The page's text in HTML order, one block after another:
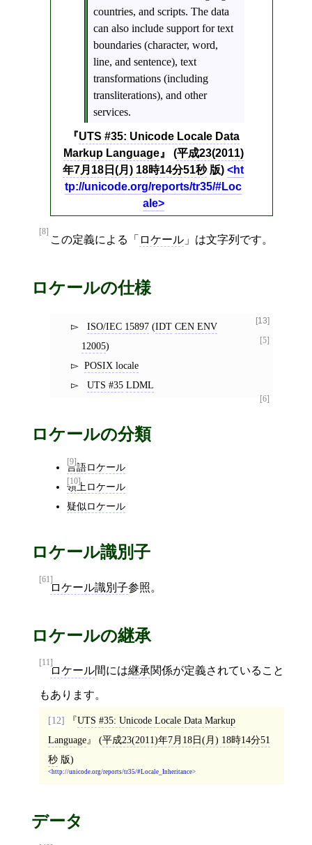
countries, and scripts. The data
can also include support for text
boundaries (character, word,
line, and sentence), text
transformations (including
transliterations), and other
services.
UTS #35: Unicode Locale Data
Markup Language
(平成23(2011)
年7月18日(月) 18時14分51秒版)
ht
tp://unicode.org/reports/tr35/#Loc
ale
[8]
この定義による「 ロケール 」は文字列です。
ロケールの仕様
[13]
[5]
ISO/IEC 15897 (IDT CEN ENV
12005)
POSIX locale
[6]
UTS #35 LDML
ロケールの分類
[9]
言語ロケール
[10]
領土ロケール
疑似ロケール
ロケール識別子
[61]
ロケール識別子参照。
ロケールの継承
[11]
ロケール間には継承関係が定義されていること
もあります。
[12]
UTS #35: Unicode Locale Data Markup
Language
(平成23(2011)年7月18日(月) 18時14分51
秒版)
http://unicode.org/reports/tr35/#Locale_Inheritance
データ